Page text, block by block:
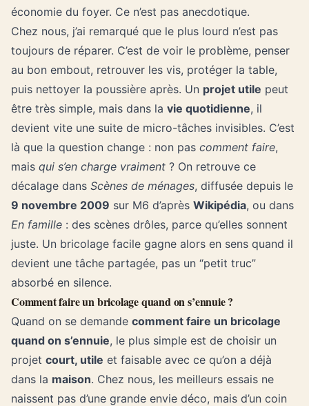
économie du foyer. Ce n’est pas anecdotique.
Chez nous, j’ai remarqué que le plus lourd n’est pas
toujours de réparer. C’est de voir le problème, penser
au bon embout, retrouver les vis, protéger la table,
puis nettoyer la poussière après. Un projet utile peut
être très simple, mais dans la vie quotidienne, il
devient vite une suite de micro-tâches invisibles. C’est
là que la question change : non pas comment faire,
mais qui s’en charge vraiment ? On retrouve ce
décalage dans Scènes de ménages, diffusée depuis le
9 novembre 2009 sur M6 d’après Wikipédia, ou dans
En famille : des scènes drôles, parce qu’elles sonnent
juste. Un bricolage facile gagne alors en sens quand il
devient une tâche partagée, pas un “petit truc”
absorbé en silence.
Comment faire un bricolage quand on s’ennuie ?
Quand on se demande comment faire un bricolage
quand on s’ennuie, le plus simple est de choisir un
projet court, utile et faisable avec ce qu’on a déjà
dans la maison. Chez nous, les meilleurs essais ne
naissent pas d’une grande envie déco, mais d’un coin